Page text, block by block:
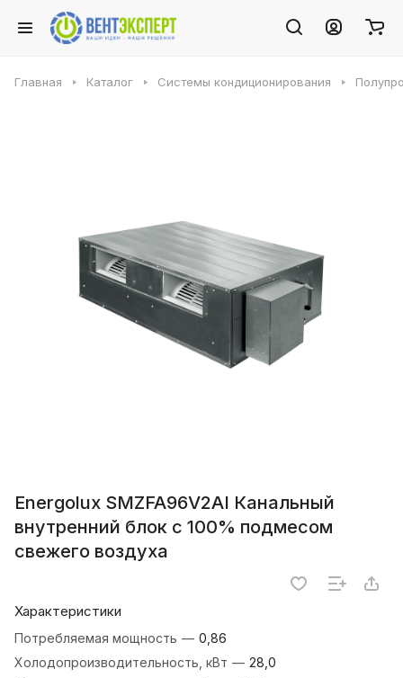
Главная Каталог Системы кондиционирования
Energolux SMZFA96V2AI Канальный
внутренний блок с 100% подмесом
свежего воздуха
Характеристики
Потребляемая мощность — 0,86
Холодопроизводительность, кВт — 28,0